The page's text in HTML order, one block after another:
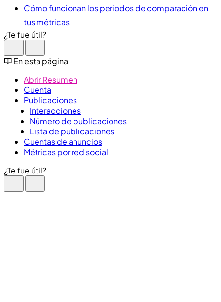
Cómo funcionan los periodos de comparación en
tus métricas
¿Te fue útil?
En esta página
Abrir Resumen
Cuenta
Publicaciones
Interacciones
Número de publicaciones
Lista de publicaciones
Cuentas de anuncios
Métricas por red social
¿Te fue útil?